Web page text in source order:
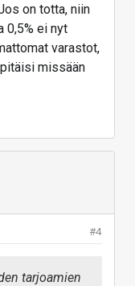
on totta, niin
0,5% ei nyt
varastot,
missään
#4
tarjoamien